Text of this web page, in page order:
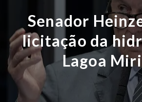
Senador
licitação da
Lagoa